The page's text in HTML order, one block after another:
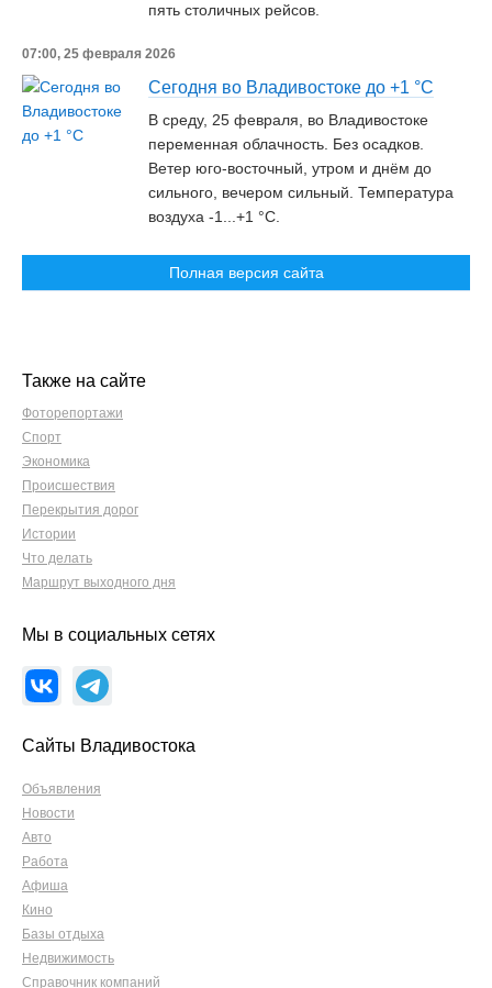
пять столичных рейсов.
07:00, 25 февраля 2026
Сегодня во Владивостоке до +1 °C
В среду, 25 февраля, во Владивостоке
переменная облачность. Без осадков.
Ветер юго-восточный, утром и днём до
сильного, вечером сильный. Температура
воздуха -1...+1 °C.
Полная версия сайта
Также на сайте
Фоторепортажи
Спорт
Экономика
Происшествия
Перекрытия дорог
Истории
Что делать
Маршрут выходного дня
Мы в социальных сетях
Сайты Владивостока
Объявления
Новости
Авто
Работа
Афиша
Кино
Базы отдыха
Недвижимость
Справочник компаний